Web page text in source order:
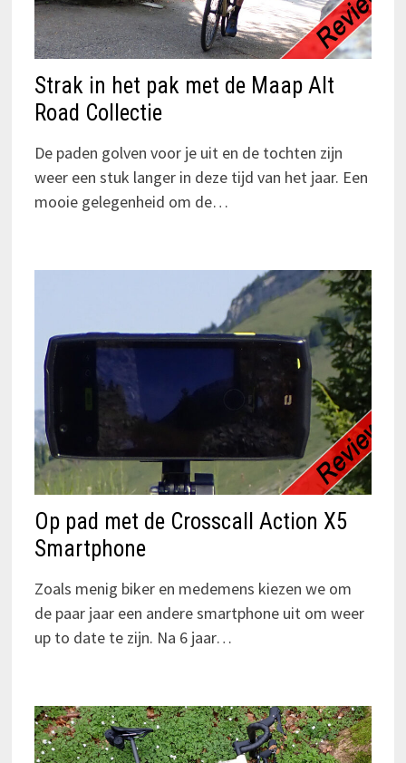
Strak in het pak met de Maap Alt
Road Collectie
De paden golven voor je uit en de tochten zijn
weer een stuk langer in deze tijd van het jaar. Een
mooie gelegenheid om de…
Op pad met de Crosscall Action X5
Smartphone
Zoals menig biker en medemens kiezen we om
de paar jaar een andere smartphone uit om weer
up to date te zijn. Na 6 jaar…